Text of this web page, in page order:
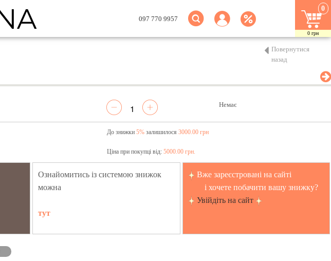
097 770 9957
0
0 грн
Повернутися
назад
Немає
До знижки 5%залишилося 3000.00 грн
Ціна при покупці від: 5000.00 грн.
Ознайомитись із системою знижок
можна
тут
Вже зареєстровані на сайті
і хочете побачити вашу знижку?
Увійдіть на сайт